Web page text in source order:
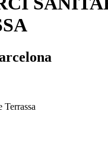
Terrassa